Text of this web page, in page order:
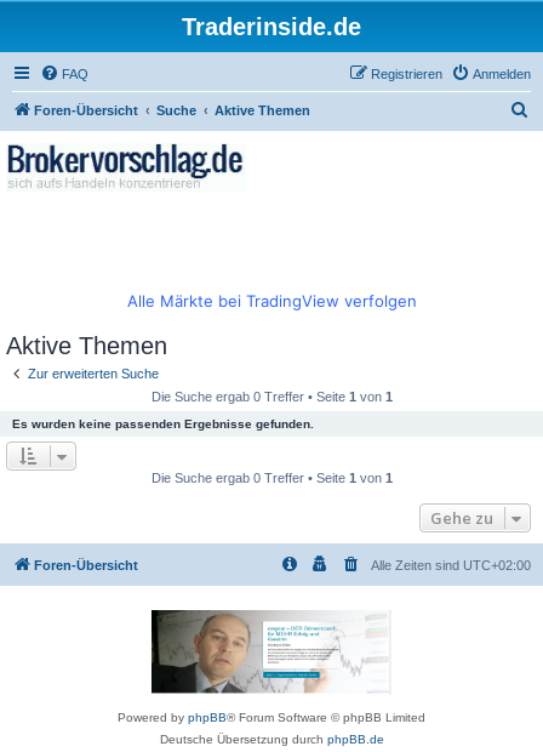
Traderinside.de
FAQ Anmelden
Registrieren
Foren-Übersicht Suche Aktive Themen
Alle Märkte bei TradingView verfolgen
Aktive Themen
Zur erweiterten Suche
Die Suche ergab 0 Treffer • Seite 1 von 1
Es wurden keine passenden Ergebnisse gefunden.
Die Suche ergab 0 Treffer • Seite 1 von 1
Gehe zu
Foren-Übersicht Alle Zeiten sind UTC+02:00
Powered by phpBB® Forum Software © phpBB Limited
Deutsche Übersetzung durch phpBB.de